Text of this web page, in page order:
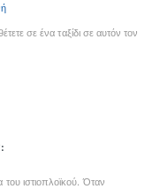
σε ένα ταξίδι σε αυτόν τον
ιστιοπλοϊκού. Όταν